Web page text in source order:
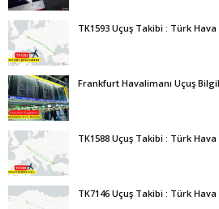
TK1593 Uçuş Takibi : Türk
Frankfurt Havalimanı Uçuş
TK1588 Uçuş Takibi : Türk
TK7146 Uçuş Takibi : Türk